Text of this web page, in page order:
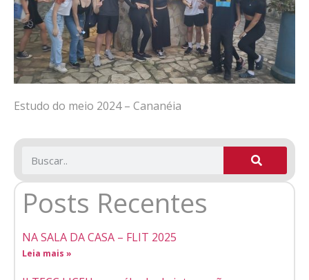
Estudo do meio 2024 – Cananéia
Posts Recentes
NA SALA DA CASA – FLIT 2025
Leia mais »